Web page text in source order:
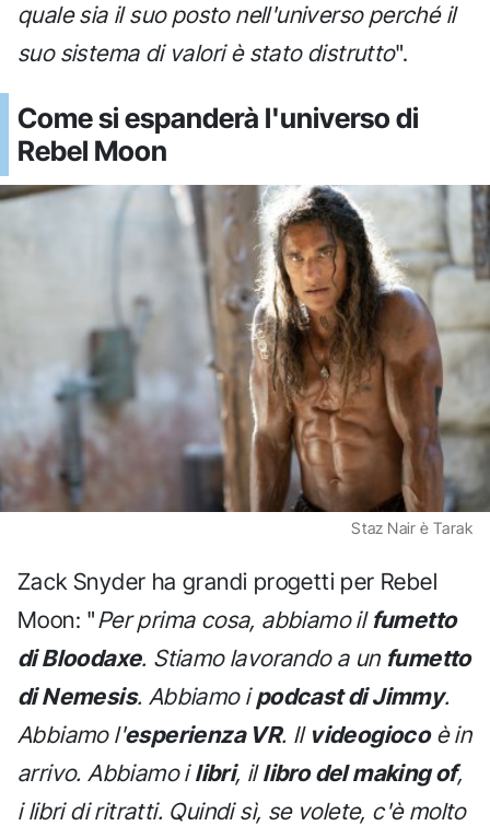
quale sia il suo posto nell'universo perché il
suo sistema di valori è stato distrutto".
Come si espanderà l'universo di
Rebel Moon
Staz Nair è Tarak
Zack Snyder ha grandi progetti per Rebel
Moon: "Per prima cosa, abbiamo il fumetto
di Bloodaxe. Stiamo lavorando a un fumetto
di Nemesis. Abbiamo ipodcast di Jimmy.
Abbiamo l'esperienza VR. Il videogiocoè in
arrivo. Abbiamo ilibri, illibro del making of,
i libri di ritratti. Quindi sì, se volete, c'è molto